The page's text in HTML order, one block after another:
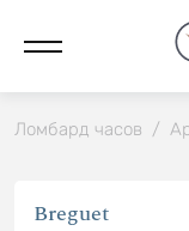
Ломбард часов /
Breguet